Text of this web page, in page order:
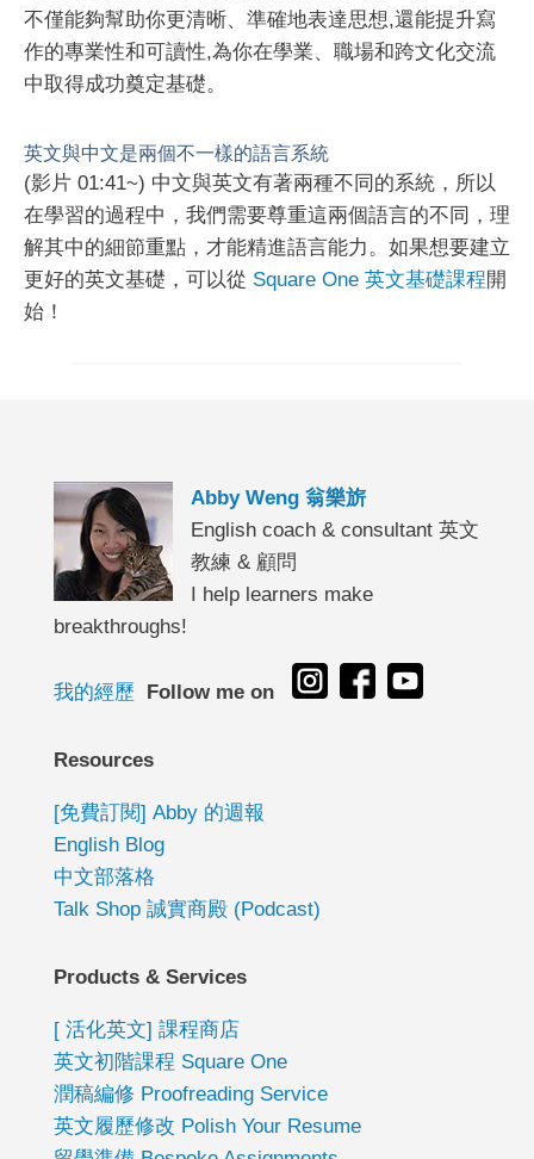
不僅能夠幫助你更清晰、準確地表達思想,還能提升寫
作的專業性和可讀性,為你在學業、職場和跨文化交流
中取得成功奠定基礎。
英文與中文是兩個不一樣的語言系統
(影片 01:41~) 中文與英文有著兩種不同的系統，所以
在學習的過程中，我們需要尊重這兩個語言的不同，理
解其中的細節重點，才能精進語言能力。如果想要建立
更好的英文基礎，可以從 Square One 英文基礎課程開
始！
Abby Weng 翁樂旂
English coach & consultant 英文
教練 & 顧問
I help learners make
breakthroughs!
我的經歷 Follow me on
Resources
[免費訂閱] Abby 的週報
English Blog
中文部落格
Talk Shop 誠實商殿 (Podcast)
Products & Services
[ 活化英文] 課程商店
英文初階課程 Square One
潤稿編修 Proofreading Service
英文履歷修改 Polish Your Resume